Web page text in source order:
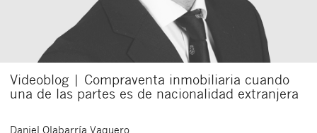
Videoblog | Compraventa inmobiliaria cuando
una de las partes es de nacionalidad extranjera
Daniel Olabarría Vaquero